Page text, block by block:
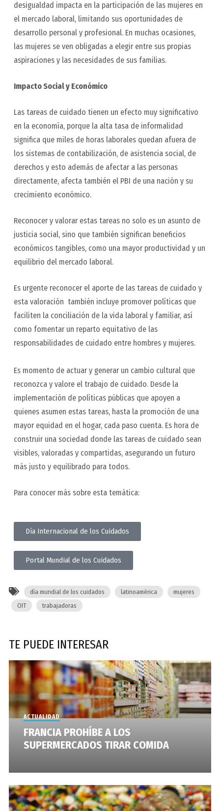
desigualdad impacta en la participación de las mujeres en
el mercado laboral, limitando sus oportunidades de
desarrollo personal y profesional. En muchas ocasiones,
las mujeres se ven obligadas a elegir entre sus propias
aspiraciones y las necesidades de sus familias.
Impacto Social y Económico
Las tareas de cuidado tienen un efecto muy significativo
en la economía, porque la alta tasa de informalidad
significa que miles de horas laborales quedan afuera de
los sistemas de contabilización, de asistencia social, de
derechos y esto además de afectar a las personas
directamente, afecta también el PBI de una nación y su
crecimiento económico.
Reconocer y valorar estas tareas no solo es un asunto de
justicia social, sino que también significan beneficios
económicos tangibles, como una mayor productividad y un
equilibrio del mercado laboral.
Es urgente reconocer el aporte de las tareas de cuidado y
esta valoración también incluye promover políticas que
faciliten la conciliación de la vida laboral y familiar, así
como fomentar un reparto equitativo de las
responsabilidades de cuidado entre hombres y mujeres.
Es momento de actuar y generar un cambio cultural que
reconozca y valore el trabajo de cuidado. Desde la
implementación de políticas públicas que apoyen a
quienes asumen estas tareas, hasta la promoción de una
mayor equidad en el hogar, cada paso cuenta. Es hora de
construir una sociedad donde las tareas de cuidado sean
visibles, valoradas y compartidas, asegurando un futuro
más justo y equilibrado para todos.
Para conocer más sobre esta temática:
Día Internacional de los Cuidados
Portal Mundial de los Cuidados
día mundial de los cuidados latinoamérica
mujeres
OIT
trabajadoras
TE PUEDE INTERESAR
ACTUALIDAD
FRANCIA PROHÍBE A LOS
SUPERMERCADOS TIRAR COMIDA